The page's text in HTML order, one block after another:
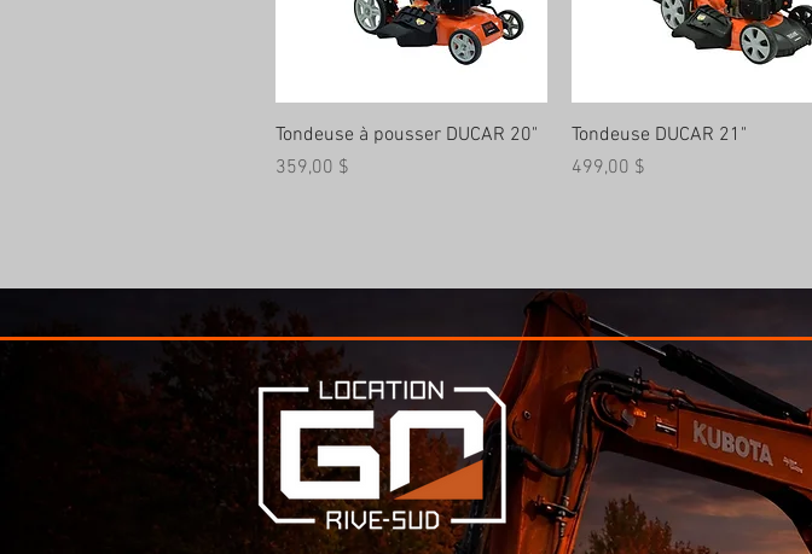
Aperçu rapide
Tondeuse à pousser DUCAR 20"
Prix
359,00 $
Aperçu rapide
Tondeuse DUCAR 21"
Prix
499,00 $